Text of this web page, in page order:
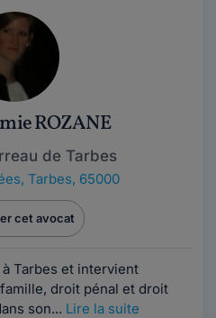
ROZANE
de Tarbes
, Tarbes, 65000
cet avocat
Tarbes et intervient
droit pénal et droit
son... Lire la suite